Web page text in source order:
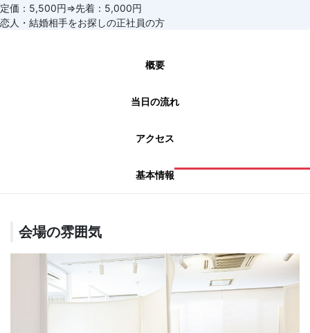
定価：5,500円⇒先着：5,000円
恋人・結婚相手をお探しの正社員の方
概要
当日の流れ
アクセス
基本情報
会場の雰囲気